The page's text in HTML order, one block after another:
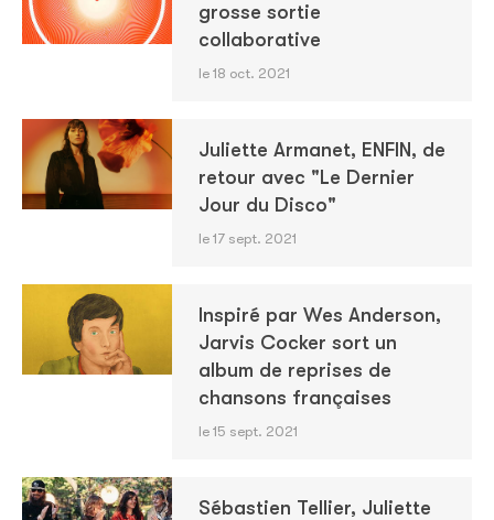
grosse sortie
collaborative
le 18 oct. 2021
Juliette Armanet, ENFIN, de
retour avec "Le Dernier
Jour du Disco"
le 17 sept. 2021
Inspiré par Wes Anderson,
Jarvis Cocker sort un
album de reprises de
chansons françaises
le 15 sept. 2021
Sébastien Tellier, Juliette